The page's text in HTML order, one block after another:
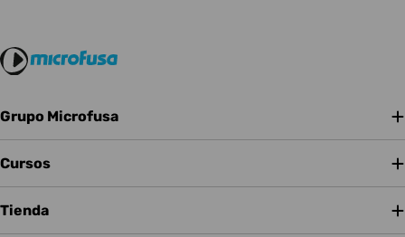
Grupo Microfusa
Cursos
Tienda